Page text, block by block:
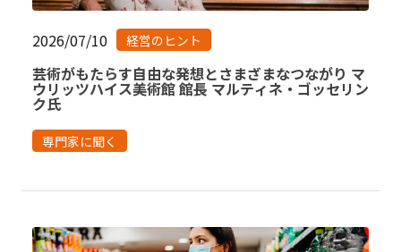
2026/07/10 経営のヒント
芸術がもたらす自由な発想とさまざまなつながり マ
ウリッツハイス美術館 館長 マルティネ・ゴッセリン
ク氏
専門家に聞く